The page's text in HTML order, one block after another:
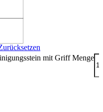
mit Griff Menge